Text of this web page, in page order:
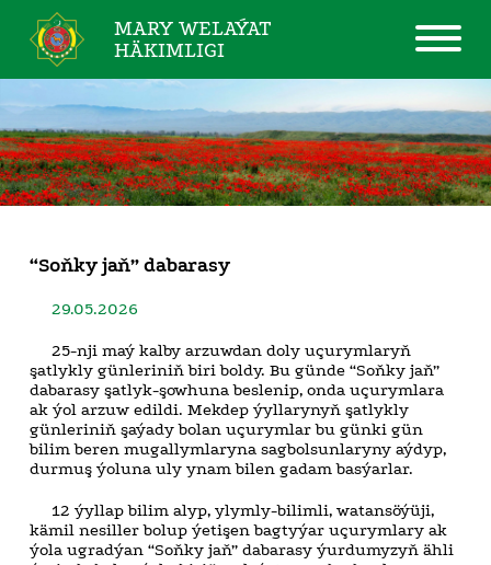
MARY WELAÝAT
HÄKIMLIGI
“Soňky jaň” dabarasy
29.05.2026
25-nji maý kalby arzuwdan doly uçurymlaryň
şatlykly günleriniň biri boldy. Bu günde “Soňky jaň”
dabarasy şatlyk-şowhuna beslenip, onda uçurymlara
ak ýol arzuw edildi. Mekdep ýyllarynyň şatlykly
günleriniň şaýady bolan uçurymlar bu günki gün
bilim beren mugallymlaryna sagbolsunlaryny aýdyp,
durmuş ýoluna uly ynam bilen gadam basýarlar.
12 ýyllap bilim alyp, ylymly-bilimli, watansöýüji,
kämil nesiller bolup ýetişen bagtyýar uçurymlary ak
ýola ugradýan “Soňky jaň” dabarasy ýurdumyzyň ähli